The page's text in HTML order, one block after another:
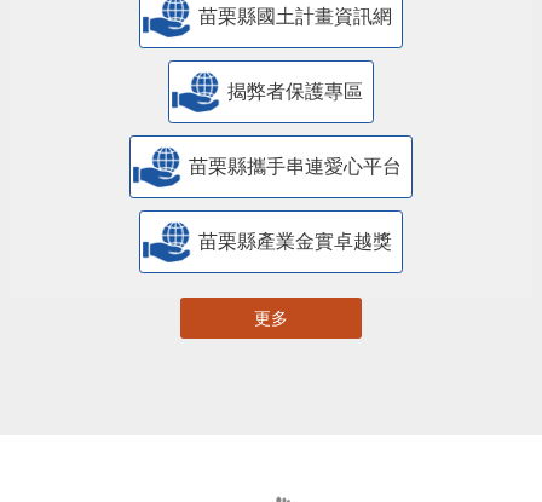
苗栗縣國土計畫資訊網
揭弊者保護專區
苗栗縣攜手串連愛心平台
苗栗縣產業金實卓越獎
更多